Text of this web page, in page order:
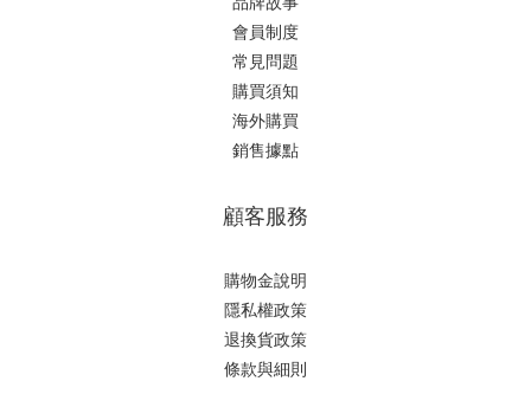
會員制度
常見問題
購買須知
海外購買
銷售據點
顧客服務
購物金說明
隱私權政策
退換貨政策
條款與細則